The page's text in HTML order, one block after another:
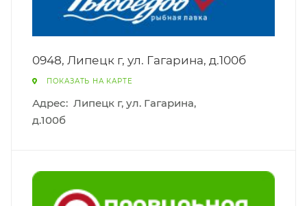
0948, Липецк г, ул. Гагарина, д.100б
ПОКАЗАТЬ НА КАРТЕ
Адрес: Липецк г, ул. Гагарина,
д.100б